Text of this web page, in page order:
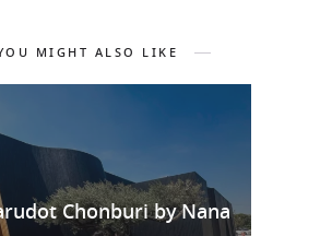
MIGHT ALSO LIKE
Chonburi by Nana